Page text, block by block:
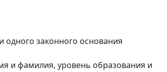
одного законного основания
и фамилия, уровень образования и